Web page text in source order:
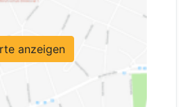
anzeigen